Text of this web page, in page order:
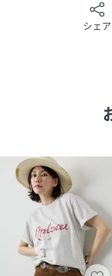
【注意事項】
・画像の商品は
干異なる場合が
また 、パソコン
シェア